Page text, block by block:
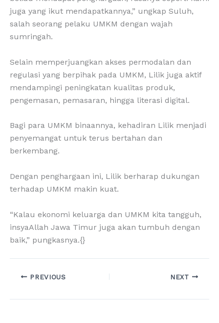
juga yang ikut mendapatkannya,” ungkap Suluh,
salah seorang pelaku UMKM dengan wajah
sumringah.
Selain memperjuangkan akses permodalan dan
regulasi yang berpihak pada UMKM, Lilik juga aktif
mendampingi peningkatan kualitas produk,
pengemasan, pemasaran, hingga literasi digital.
Bagi para UMKM binaannya, kehadiran Lilik menjadi
penyemangat untuk terus bertahan dan
berkembang.
Dengan penghargaan ini, Lilik berharap dukungan
terhadap UMKM makin kuat.
“Kalau ekonomi keluarga dan UMKM kita tangguh,
insyaAllah Jawa Timur juga akan tumbuh dengan
baik,” pungkasnya.{}
PREVIOUS NEXT